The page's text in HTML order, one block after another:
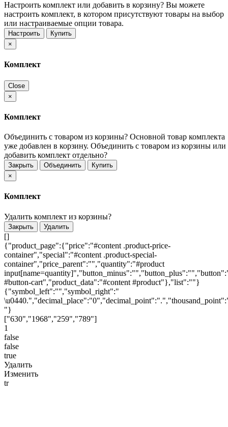
Настроить комплект или добавить в корзину? Вы можете
настроить комплект, в котором присутствуют товары на выбор
или настраиваемые опции товара.
Настроить
Купить
×
Комплект
Close
×
Комплект
Объединить с товаром из корзины? Основной товар комплекта
уже добавлен в корзину. Объединить с товаром из корзины или
добавить комплект отдельно?
Закрыть Объединить
Купить
×
Комплект
Удалить комплект из корзины?
Закрыть Удалить
[]
{"product_page":{"price":"#content .product-price-
container","special":"#content .product-special-
container","price_parent":"","quantity":"#product
#button-cart","product_data":"#content #product"},"list":""}
{"symbol_left":"","symbol_right":"
"}
["630","1968","259","789"]
1
false
false
true
Удалить
Изменить
tr